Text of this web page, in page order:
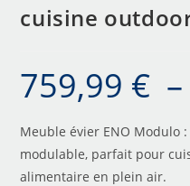
cuisine
759,99 € –
Meuble évier ENO Modulo
modulable, parfait pour
alimentaire en plein air.